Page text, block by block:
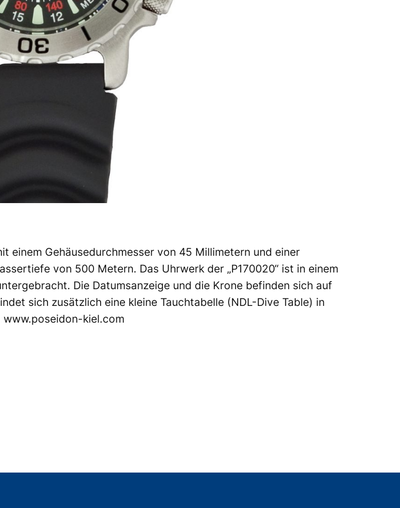
einem Gehäusedurchmesser von 45 Millimetern und einer
von 500 Metern. Das Uhrwerk der „P170020“ ist in einem
Die Datumsanzeige und die Krone befinden sich auf
sich zusätzlich eine kleine Tauchtabelle (NDL-Dive Table) in
www.poseidon-kiel.com